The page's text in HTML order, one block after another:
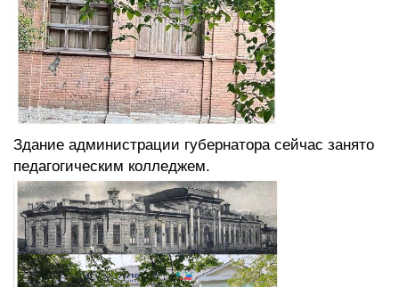
Здание администрации губернатора сейчас занято
педагогическим колледжем.